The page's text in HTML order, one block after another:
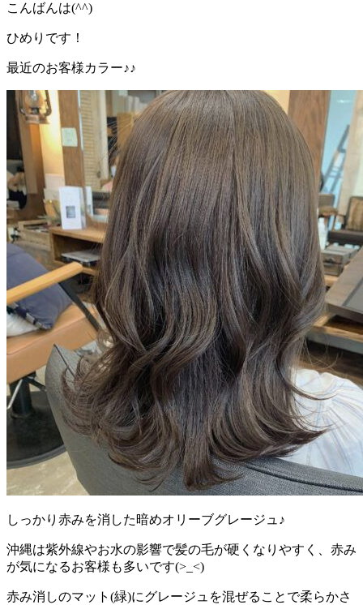
こんばんは(^^)
ひめりです！
最近のお客様カラー♪♪
しっかり赤みを消した暗めオリーブグレージュ♪
沖縄は紫外線やお水の影響で髪の毛が硬くなりやすく、赤み
が気になるお客様も多いです(>_<)
赤み消しのマット(緑)にグレージュを混ぜることで柔らかさ